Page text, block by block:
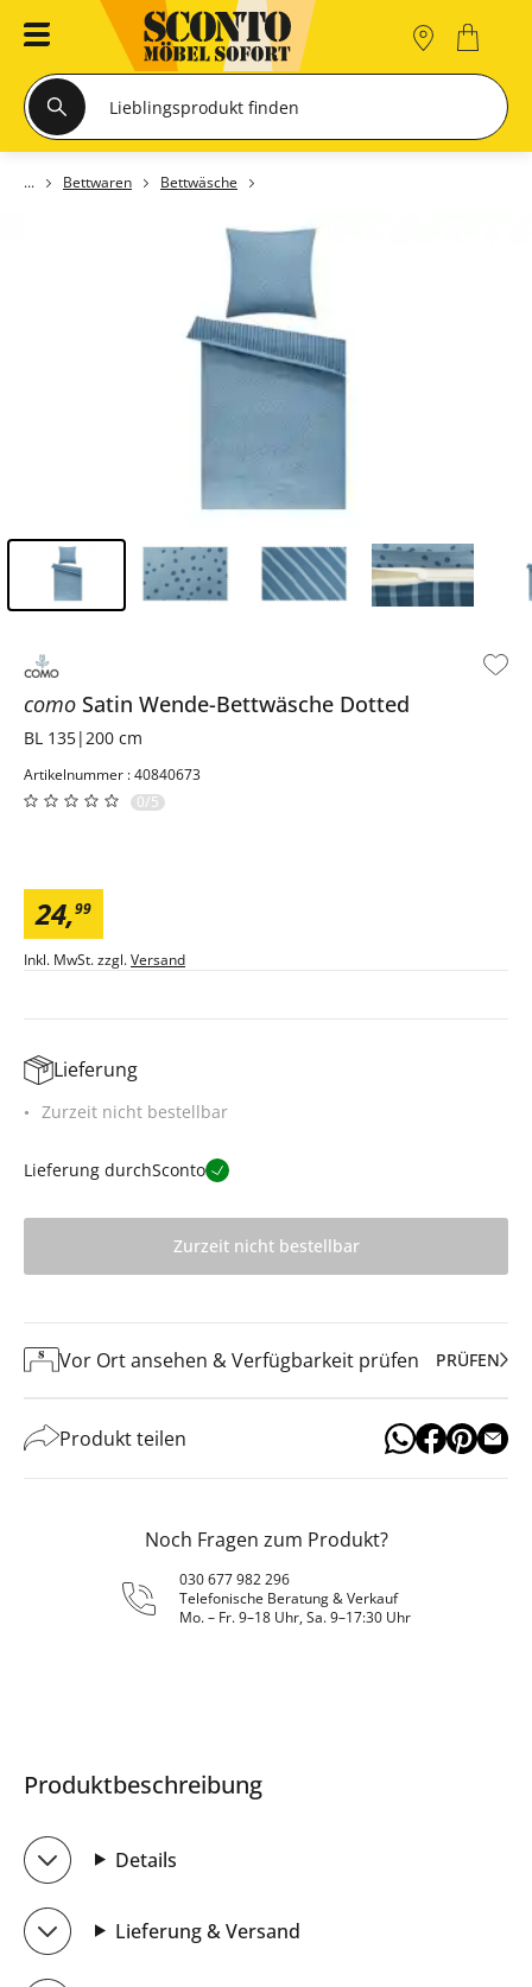
Bettwaren Bettwäsche
como Satin Wende-Bettwäsche Dotted
BL 135|200 cm
Artikelnummer : 40840673
0/5
24,99
Inkl. MwSt. zzgl.Versand
Lieferung
Zurzeit nicht bestellbar
Lieferung durchSconto
Zurzeit nicht bestellbar
Vor Ort ansehen & Verfügbarkeit prüfen PRÜFEN
Produkt teilen
Noch Fragen zum Produkt?
030 677 982 296
Telefonische Beratung & Verkauf
Mo. – Fr. 9–18 Uhr, Sa. 9–17:30 Uhr
Produktbeschreibung
Details
Lieferung & Versand